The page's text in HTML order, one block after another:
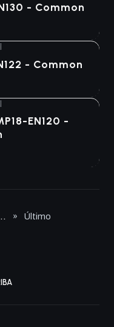
- Common
- Common
|
EN120 -
» Último